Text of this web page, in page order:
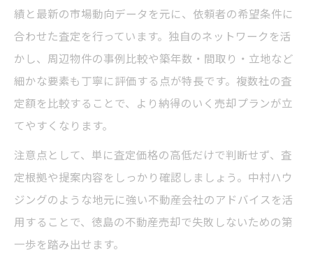
績と最新の市場動向データを元に、依頼者の希望条件に
合わせた査定を行っています。独自のネットワークを活
かし、周辺物件の事例比較や築年数・間取り・立地など
細かな要素も丁寧に評価する点が特長です。複数社の査
定額を比較することで、より納得のいく売却プランが立
てやすくなります。
注意点として、単に査定価格の高低だけで判断せず、査
定根拠や提案内容をしっかり確認しましょう。中村ハウ
ジングのような地元に強い不動産会社のアドバイスを活
用することで、徳島の不動産売却で失敗しないための第
一歩を踏み出せます。